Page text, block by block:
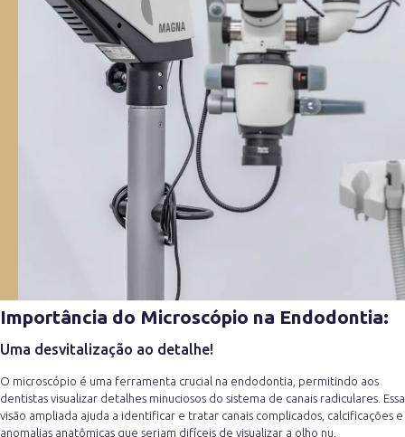
Importância do Microscópio na Endodontia:
Uma desvitalização ao detalhe!
O microscópio é uma ferramenta crucial na endodontia, permitindo aos
dentistas visualizar detalhes minuciosos do sistema de canais radiculares. Essa
visão ampliada ajuda a identificar e tratar canais complicados, calcificações e
anomalias anatômicas que seriam difíceis de visualizar a olho nu.